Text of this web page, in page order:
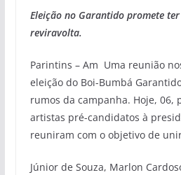
Eleição no Garantido promete
reviravolta.
Parintins – Am Uma reunião
eleição do Boi-Bumbá
rumos da campanha. Hoje, 06,
artistas pré-candidatos à
reuniram com o objetivo de
Júnior de Souza, Marlon